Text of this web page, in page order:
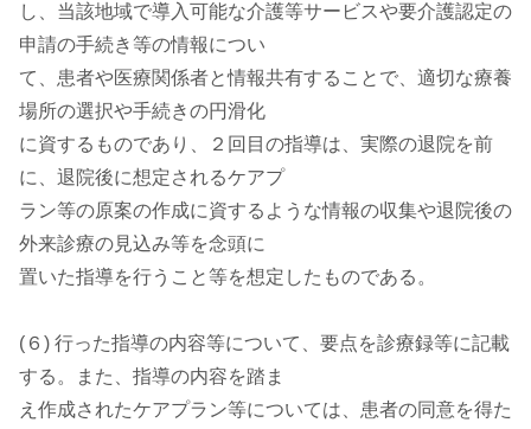
し、当該地域で導入可能な介護等サービスや要介護認定の
申請の手続き等の情報につい
て、患者や医療関係者と情報共有することで、適切な療養
場所の選択や手続きの円滑化
に資するものであり、２回目の指導は、実際の退院を前
に、退院後に想定されるケアプ
ラン等の原案の作成に資するような情報の収集や退院後の
外来診療の見込み等を念頭に
置いた指導を行うこと等を想定したものである。
(６) 行った指導の内容等について、要点を診療録等に記載
する。また、指導の内容を踏ま
え作成されたケアプラン等については、患者の同意を得た